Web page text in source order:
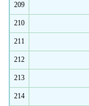
209
210
211
212
213
214